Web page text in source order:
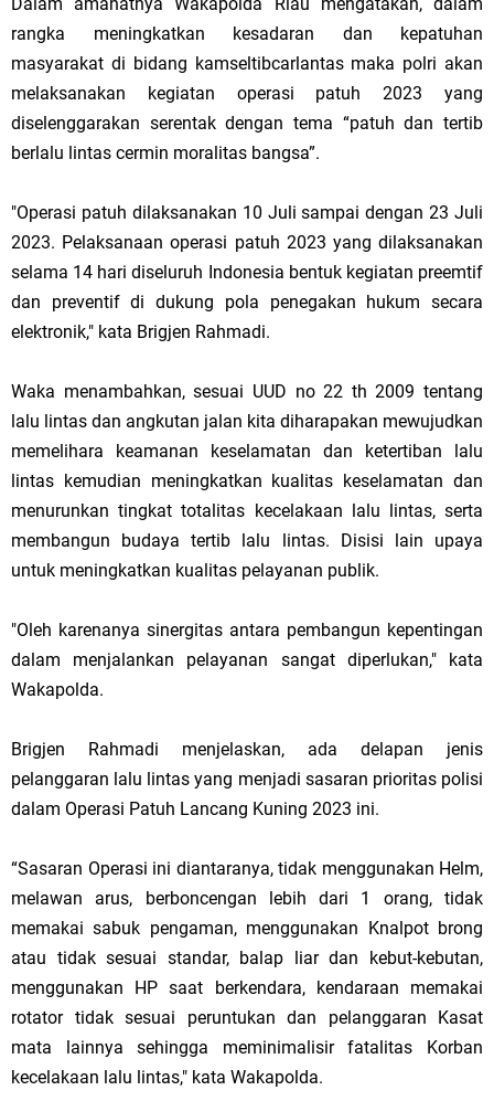
rangka meningkatkan kesadaran dan kepatuhan
masyarakat di bidang kamseltibcarlantas maka polri akan
melaksanakan kegiatan operasi patuh 2023 yang
diselenggarakan serentak dengan tema “patuh dan tertib
berlalu lintas cermin moralitas bangsa”.
"Operasi patuh dilaksanakan 10 Juli sampai dengan 23 Juli
2023. Pelaksanaan operasi patuh 2023 yang dilaksanakan
selama 14 hari diseluruh Indonesia bentuk kegiatan preemtif
dan preventif di dukung pola penegakan hukum secara
elektronik," kata Brigjen Rahmadi.
Waka menambahkan, sesuai UUD no 22 th 2009 tentang
lalu lintas dan angkutan jalan kita diharapakan mewujudkan
memelihara keamanan keselamatan dan ketertiban lalu
lintas kemudian meningkatkan kualitas keselamatan dan
menurunkan tingkat totalitas kecelakaan lalu lintas, serta
membangun budaya tertib lalu lintas. Disisi lain upaya
untuk meningkatkan kualitas pelayanan publik.
"Oleh karenanya sinergitas antara pembangun kepentingan
dalam menjalankan pelayanan sangat diperlukan," kata
Wakapolda.
Brigjen Rahmadi menjelaskan, ada delapan jenis
pelanggaran lalu lintas yang menjadi sasaran prioritas polisi
dalam Operasi Patuh Lancang Kuning 2023 ini.
“Sasaran Operasi ini diantaranya, tidak menggunakan Helm,
melawan arus, berboncengan lebih dari 1 orang, tidak
memakai sabuk pengaman, menggunakan Knalpot brong
atau tidak sesuai standar, balap liar dan kebut-kebutan,
menggunakan HP saat berkendara, kendaraan memakai
rotator tidak sesuai peruntukan dan pelanggaran Kasat
mata lainnya sehingga meminimalisir fatalitas Korban
kecelakaan lalu lintas," kata Wakapolda.